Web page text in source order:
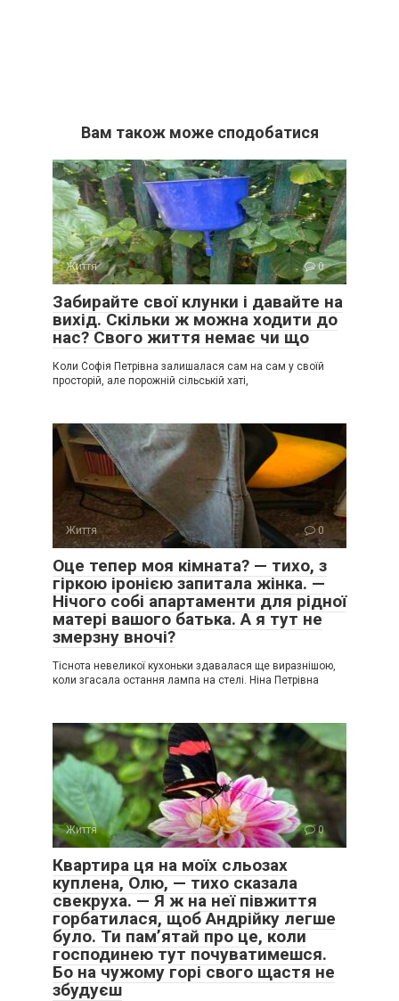
Вам також може сподобатися
Життя 0
Забирайте свої клунки і давайте на
вихід. Скільки ж можна ходити до
нас? Свого життя немає чи що
Коли Софія Петрівна залишалася сам на сам у своїй
просторій, але порожній сільській хаті,
Життя 0
Оце тепер моя кімната? — тихо, з
гіркою іронією запитала жінка. —
Нічого собі апартаменти для рідної
матері вашого батька. А я тут не
змерзну вночі?
Тіснота невеликої кухоньки здавалася ще виразнішою,
коли згасала остання лампа на стелі. Ніна Петрівна
Життя 0
Квартира ця на моїх сльозах
куплена, Олю, — тихо сказала
свекруха. — Я ж на неї півжиття
горбатилася, щоб Андрійку легше
було. Ти пам’ятай про це, коли
господинею тут почуватимешся.
Бо на чужому горі свого щастя не
збудуєш